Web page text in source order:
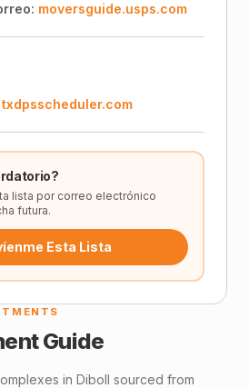
moversguide.usps.com
txdpsscheduler.com
lista por correo electrónico
futura.
Esta Lista
Guide
in Diboll sourced from